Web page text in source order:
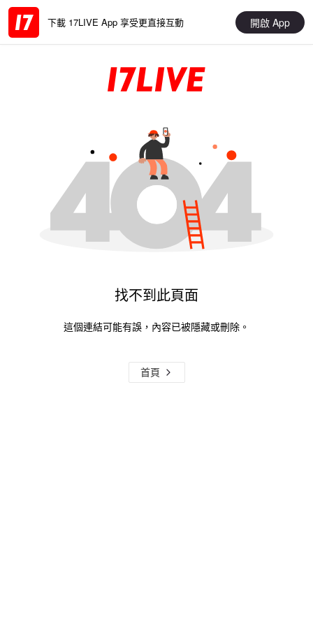
下載 17LIVE App 享受更直接互動 開啟 App
找不到此頁面
這個連結可能有誤，內容已被隱藏或刪除。
首頁